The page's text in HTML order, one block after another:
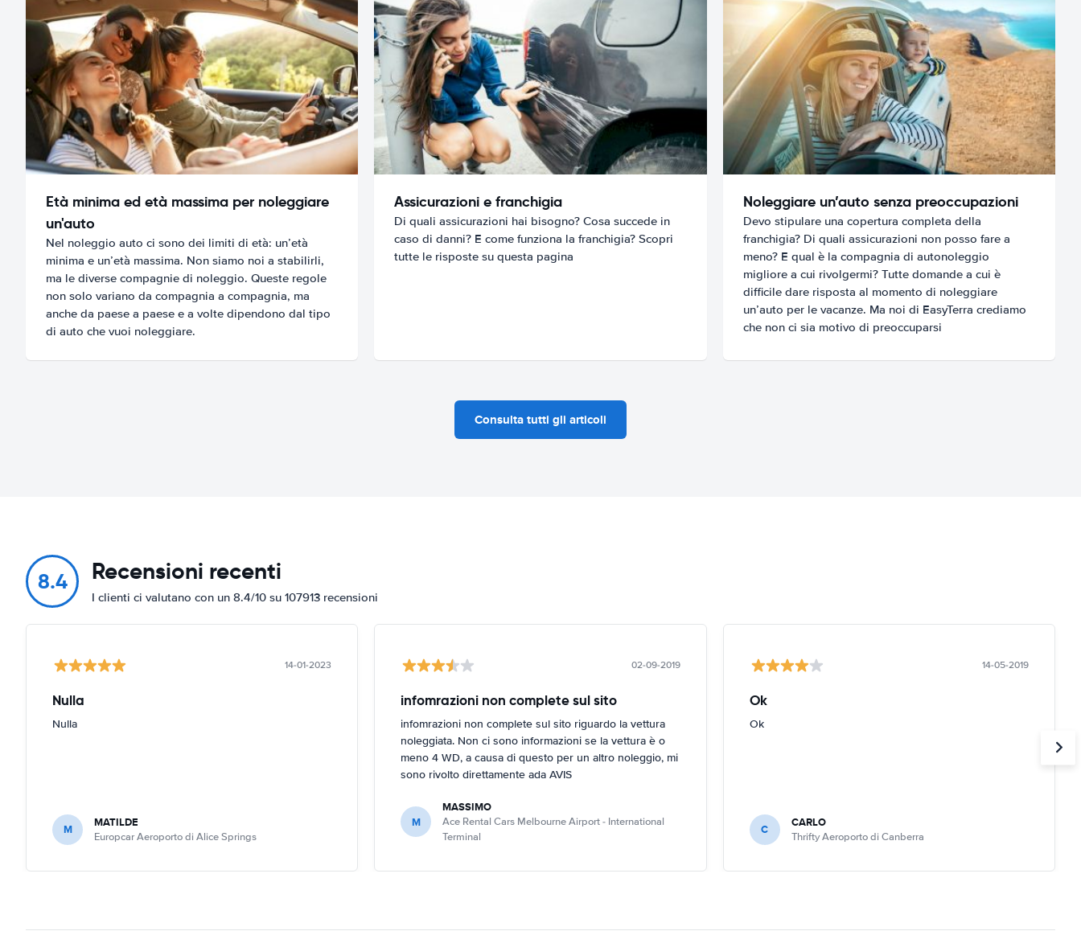
Età minima ed età massima per noleggiare
un'auto
Nel noleggio auto ci sono dei limiti di età: un’età
minima e un’età massima. Non siamo noi a stabilirli,
ma le diverse compagnie di noleggio. Queste regole
non solo variano da compagnia a compagnia, ma
anche da paese a paese e a volte dipendono dal tipo
di auto che vuoi noleggiare.
Assicurazioni e franchigia
Di quali assicurazioni hai bisogno? Cosa succede in
caso di danni? E come funziona la franchigia? Scopri
tutte le risposte su questa pagina
Noleggiare un’auto senza preoccupazioni
Devo stipulare una copertura completa della
franchigia? Di quali assicurazioni non posso fare a
meno? E qual è la compagnia di autonoleggio
migliore a cui rivolgermi? Tutte domande a cui è
difficile dare risposta al momento di noleggiare
un’auto per le vacanze. Ma noi di EasyTerra crediamo
che non ci sia motivo di preoccuparsi
Consulta tutti gli articoli
8.4 Recensioni recenti
I clienti ci valutano con un 8.4/10 su 107913 recensioni
14-01-2023
Nulla
Nulla
M MATILDE
Europcar Aeroporto di Alice Springs
02-09-2019
infomrazioni non complete sul sito
infomrazioni non complete sul sito riguardo la vettura
noleggiata. Non ci sono informazioni se la vettura è o
meno 4 WD, a causa di questo per un altro noleggio, mi
sono rivolto direttamente ada AVIS
M
MASSIMO
Ace Rental Cars Melbourne Airport - International
Terminal
14-05-2019
Ok
Ok
C CARLO
Thrifty Aeroporto di Canberra